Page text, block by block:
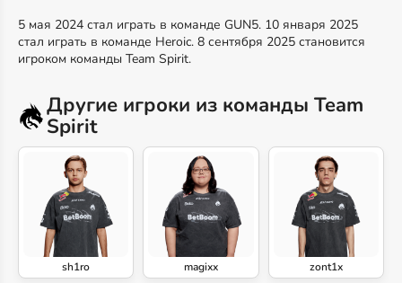
5 мая 2024 стал играть в команде GUN5. 10 января 2025
стал играть в команде Heroic. 8 сентября 2025 становится
игроком команды Team Spirit.
Другие игроки из команды Team
Spirit
sh1ro magixx zont1x